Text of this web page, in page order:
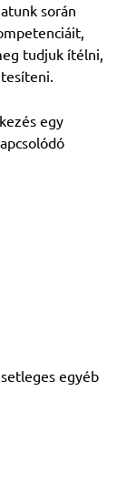
során
tudjuk ítélni,
egy
egyéb